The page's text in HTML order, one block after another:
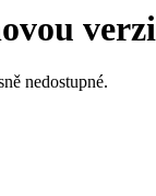
verzi
nedostupné.